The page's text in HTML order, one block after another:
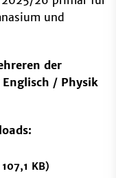
und
der
/ Physik
KB)